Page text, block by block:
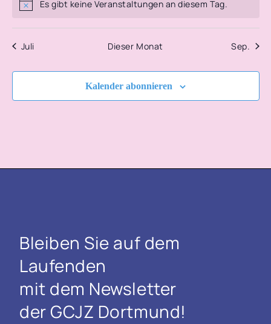
HinweisEs gibt keine Veranstaltungen an diesem Tag.
Juli Dieser Monat Sep.
Kalender abonnieren
Bleiben Sie auf dem
Laufenden
mit dem Newsletter
der GCJZ Dortmund!